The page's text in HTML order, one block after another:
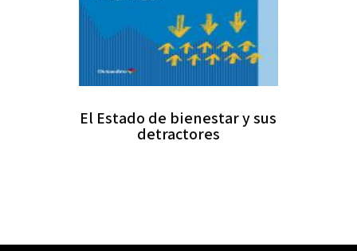
El Estado de bienestar y sus
detractores